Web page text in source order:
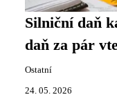
Silniční daň
daň za pár
Ostatní
24. 05. 2026